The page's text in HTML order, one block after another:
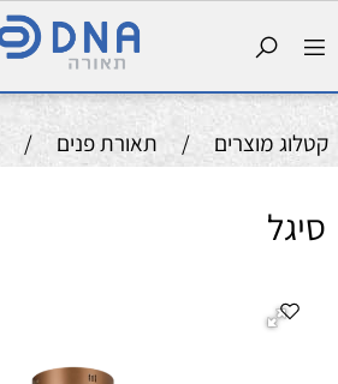
קטלוג מוצרים / תאורת פנים /
סיגל